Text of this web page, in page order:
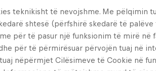
teknikisht të nevojshme. Me pëlqimin
shtesë (përfshirë skedarë të palëve
për të pasur një funksionim të mirë në
për të përmirësuar përvojën tuaj në
nëpërmjet Cilësimeve të Cookie në